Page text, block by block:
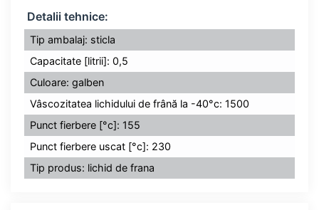
Detalii tehnice:
Tip ambalaj: sticla
Capacitate [litrii]: 0,5
Culoare: galben
Vâscozitatea lichidului de frână la -40°c: 1500
Punct fierbere [°c]: 155
Punct fierbere uscat [°c]: 230
Tip produs: lichid de frana